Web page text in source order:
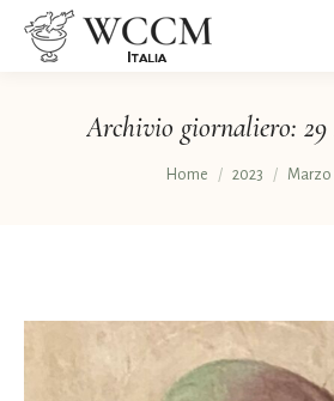
Archivio giornaliero:
Tu sei qui:
Home 2023 Marzo